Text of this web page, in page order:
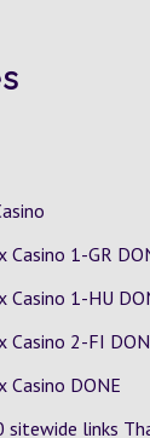
Casino 1-GR
Casino 1-HU
Casino 2-FI
Casino DONE
links